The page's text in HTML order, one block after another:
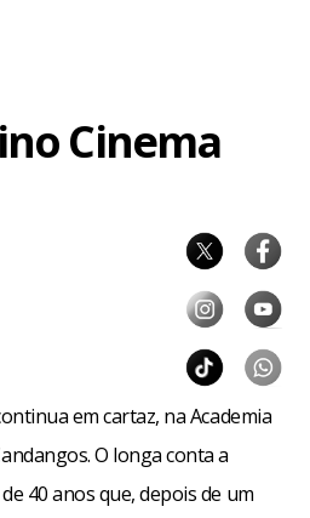
Cinema
em cartaz, na Academia
O longa conta a
40 anos que, depois de um